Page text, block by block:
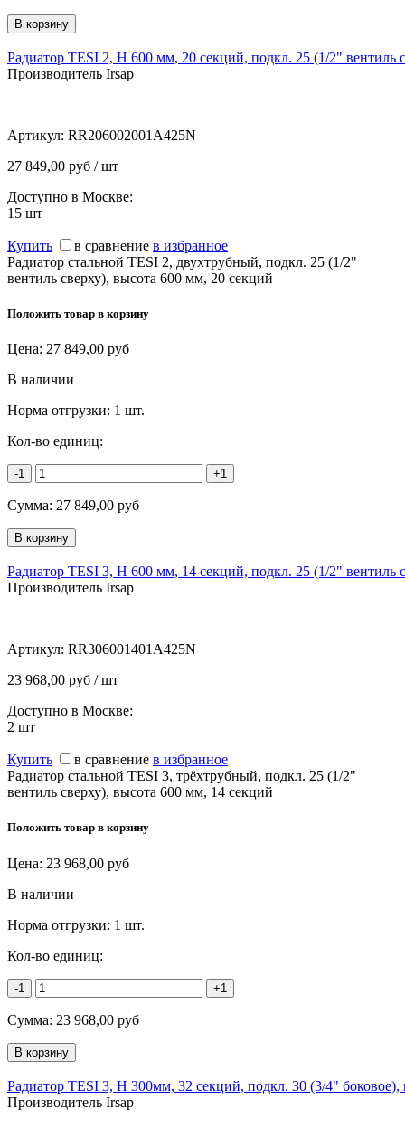
Радиатор TESI 2, H 600 мм, 20 секций, подкл. 25 (1/2" вентиль
Производитель Irsap
Артикул: RR206002001A425N
27 849,00 руб / шт
Доступно в Москве:
15 шт
Купить в сравнение в избранное
Радиатор стальной TESI 2, двухтрубный, подкл. 25 (1/2"
вентиль сверху), высота 600 мм, 20 секций
Положить товар в корзину
Цена: 27 849,00 руб
В наличии
Норма отгрузки: 1 шт.
Кол-во единиц:
-1 +1
Сумма: 27 849,00 руб
Радиатор TESI 3, H 600 мм, 14 секций, подкл. 25 (1/2" вентиль
Производитель Irsap
Артикул: RR306001401A425N
23 968,00 руб / шт
Доступно в Москве:
2 шт
Купить в сравнение в избранное
Радиатор стальной TESI 3, трёхтрубный, подкл. 25 (1/2"
вентиль сверху), высота 600 мм, 14 секций
Положить товар в корзину
Цена: 23 968,00 руб
В наличии
Норма отгрузки: 1 шт.
Кол-во единиц:
-1 +1
Сумма: 23 968,00 руб
Радиатор TESI 3, H 300мм, 32 секций, подкл. 30 (3/4" боковое),
Производитель Irsap